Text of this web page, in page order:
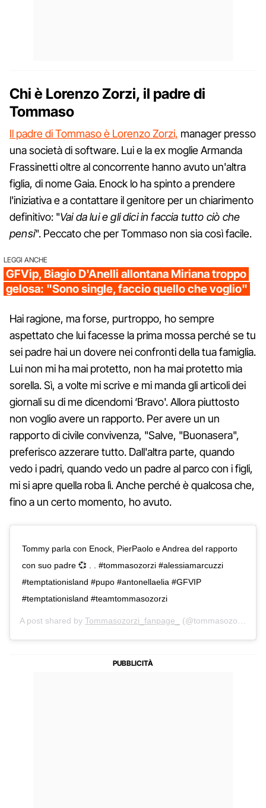
Chi è Lorenzo Zorzi, il padre di
Tommaso
Il padre di Tommaso è Lorenzo Zorzi, manager presso
una società di software. Lui e la ex moglie Armanda
Frassinetti oltre al concorrente hanno avuto un'altra
figlia, di nome Gaia. Enock lo ha spinto a prendere
l'iniziativa e a contattare il genitore per un chiarimento
definitivo: "Vai da lui e gli dici in faccia tutto ciò che
pensi". Peccato che per Tommaso non sia così facile.
LEGGI ANCHE
GFVip, Biagio D'Anelli allontana Miriana troppo
gelosa: "Sono single, faccio quello che voglio"
Hai ragione, ma forse, purtroppo, ho sempre
aspettato che lui facesse la prima mossa perché se tu
sei padre hai un dovere nei confronti della tua famiglia.
Lui non mi ha mai protetto, non ha mai protetto mia
sorella. Sì, a volte mi scrive e mi manda gli articoli dei
giornali su di me dicendomi ‘Bravo'. Allora piuttosto
non voglio avere un rapporto. Per avere un un
rapporto di civile convivenza, "Salve, "Buonasera",
preferisco azzerare tutto. Dall'altra parte, quando
vedo i padri, quando vedo un padre al parco con i figli,
mi si apre quella roba lì. Anche perché è qualcosa che,
fino a un certo momento, ho avuto.
Tommy parla con Enock, PierPaolo e Andrea del rapporto
con suo padre 💞 . . #tommasozorzi #alessiamarcuzzi
#temptationisland #pupo #antonellaelia #GFVIP
#temptationisland #teamtommasozorzi
A post shared by Tommasozorzi_fanpage_ (@tommasozorzi_fanpage_) on